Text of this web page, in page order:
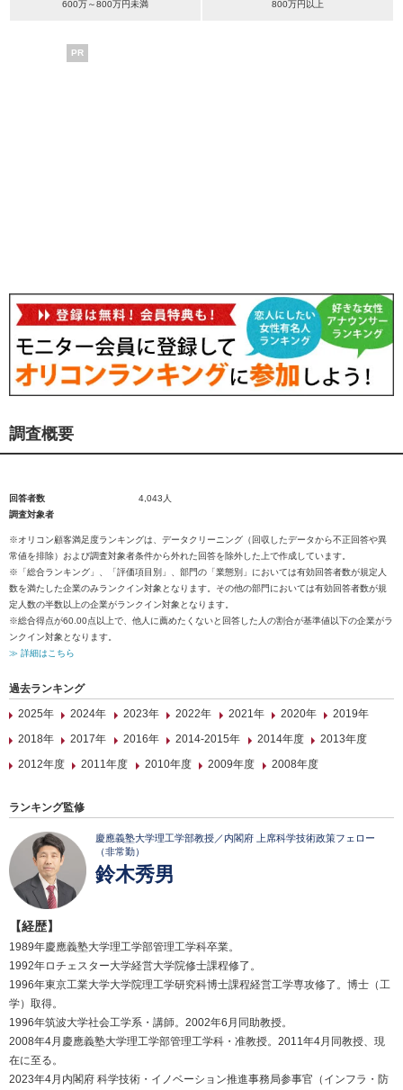
600万～800万円未満 800万円以上
PR
調査概要
回答者数
4,043人
調査対象者
※オリコン顧客満足度ランキングは、データクリーニング（回収したデータから不正回答や異
常値を排除）および調査対象者条件から外れた回答を除外した上で作成しています。
※「総合ランキング」、「評価項目別」、部門の「業態別」においては有効回答者数が規定人
数を満たした企業のみランクイン対象となります。その他の部門においては有効回答者数が規
定人数の半数以上の企業がランクイン対象となります。
※総合得点が60.00点以上で、他人に薦めたくないと回答した人の割合が基準値以下の企業がラ
ンクイン対象となります。
≫ 詳細はこちら
過去ランキング
2025年
2024年 2023年 2022年 2021年 2020年
2019年
2018年
2017年 2016年 2014-2015年 2014年度
2013年度
2012年度
2011年度 2010年度 2009年度 2008年度
ランキング監修
慶應義塾大学理工学部教授／内閣府 上席科学技術政策フェロー
（非常勤）
鈴木秀男
【経歴】
1989年慶應義塾大学理工学部管理工学科卒業。
1992年ロチェスター大学経営大学院修士課程修了。
1996年東京工業大学大学院理工学研究科博士課程経営工学専攻修了。博士（工
学）取得。
1996年筑波大学社会工学系・講師。2002年6月同助教授。
2008年4月慶應義塾大学理工学部管理工学科・准教授。2011年4月同教授、現
在に至る。
2023年4月内閣府 科学技術・イノベーション推進事務局参事官（インフラ・防